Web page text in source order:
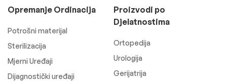
Opremanje Ordinacija
Potrošni materijal
Sterilizacija
Mjerni Uređaji
Dijagnostički uređaji
Proizvodi po
Djelatnostima
Ortopedija
Urologija
Gerijatrija